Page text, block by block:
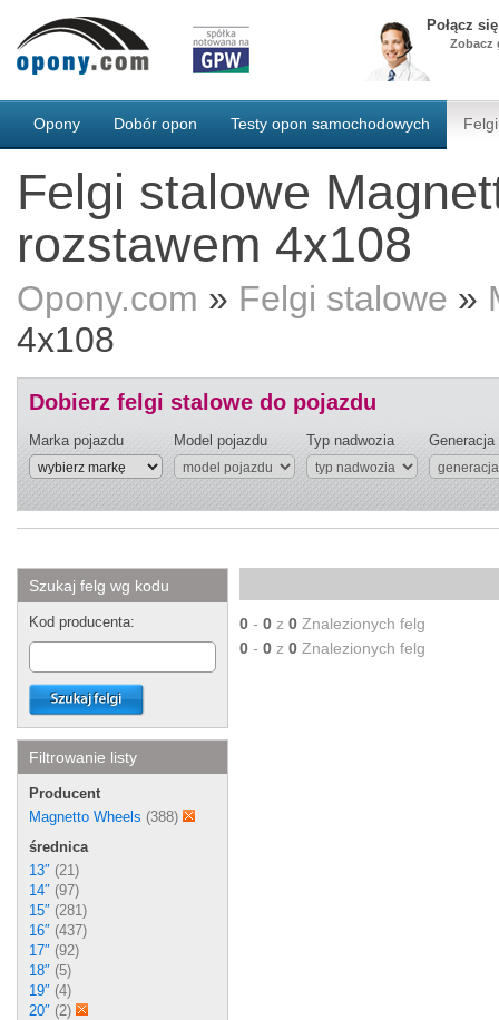
Połącz
Zobacz
Opony Dobór opon Testy opon samochodowych
Felgi stalowe
rozstawem 4x108
Opony.com » Felgi stalowe »
4x108
Dobierz felgi stalowe do pojazdu
Marka pojazdu Model pojazdu Typ nadwozia Generacja
Szukaj felg wg kodu
Kod producenta:
Filtrowanie listy
Producent
Magnetto Wheels (388)
średnica
13″ (21)
14″ (97)
15″ (281)
16″ (437)
17″ (92)
18″ (5)
19″ (4)
20″ (2)
0 - 0 z 0 Znalezionych felg
0 - 0 z 0 Znalezionych felg